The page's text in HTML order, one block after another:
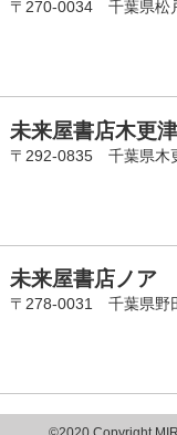
〒270-0034 千葉県松
未来屋書店木更津
〒292-0835 千葉県木
未来屋書店ノア
〒278-0031 千葉県野